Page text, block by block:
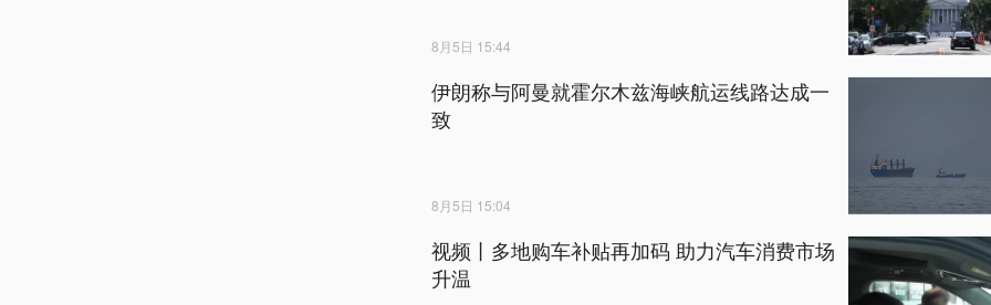
8月5日 15:44
伊朗称与阿曼就霍尔木兹海峡航运线路达成一
致
8月5日 15:04
视频丨多地购车补贴再加码 助力汽车消费市场
升温